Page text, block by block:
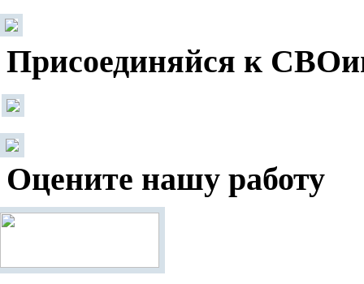
Присоединяйся к
Оцените нашу работу